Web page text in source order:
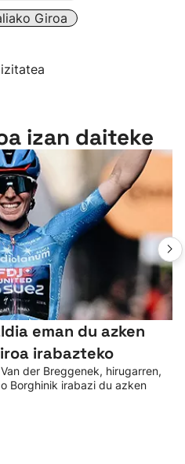
Giroa
izan daiteke
eman du azken
irabazteko
der Breggenek, hirugarren,
Borghinik irabazi du azken